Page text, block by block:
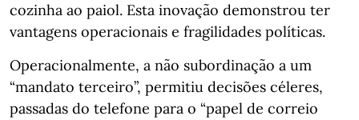
cozinha ao paiol. Esta inovação demonstrou ter
vantagens operacionais e fragilidades políticas.
Operacionalmente, a não subordinação a um
“mandato terceiro”, permitiu decisões céleres,
passadas do telefone para o “papel de correio